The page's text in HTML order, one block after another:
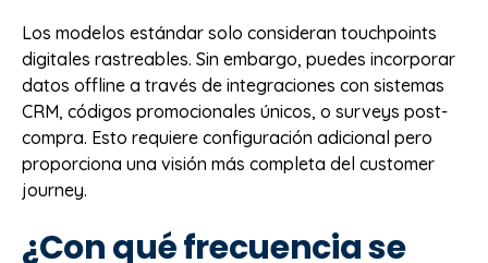
Los modelos estándar solo consideran touchpoints
digitales rastreables. Sin embargo, puedes incorporar
datos offline a través de integraciones con sistemas
CRM, códigos promocionales únicos, o surveys post-
compra. Esto requiere configuración adicional pero
proporciona una visión más completa del customer
journey.
¿Con qué frecuencia se